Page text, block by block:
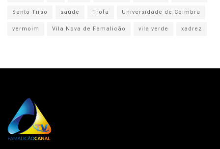
Santo Tirso
saúde Trofa
Universidade de Coimbra
vermoim
Vila Nova de Famalicão vila verde xadrez